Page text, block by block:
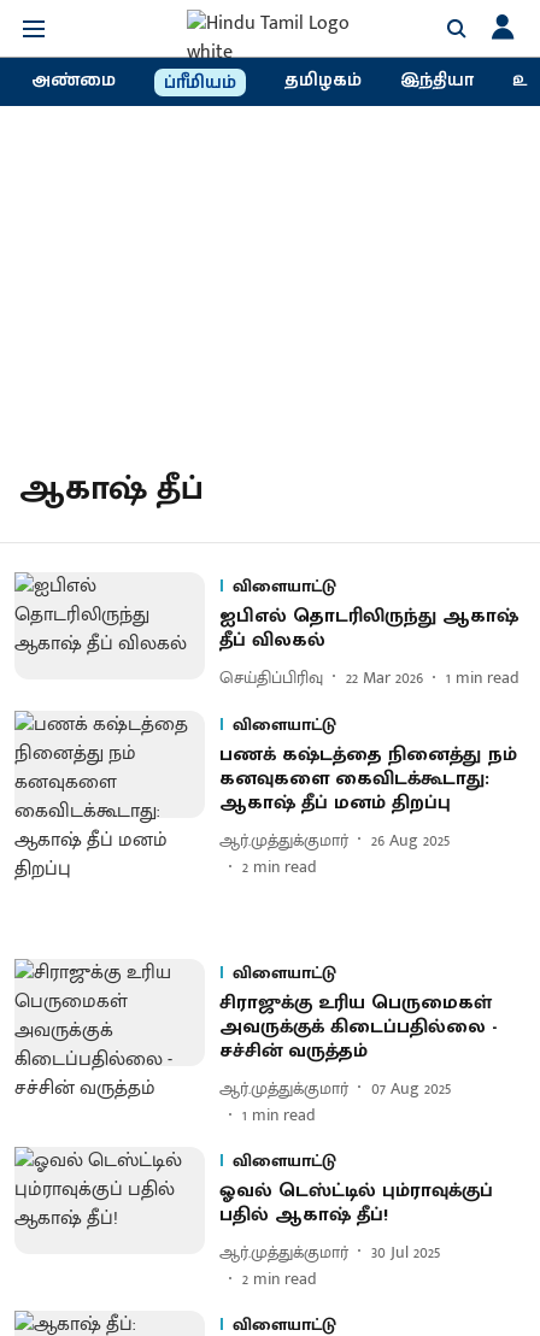
அண்மை ப்ரீமியம் தமிழகம் இந்தியா
ஆகாஷ் தீப்
விளையாட்டு
ஐபிஎல் தொடரிலிருந்து ஆகாஷ்
தீப் வில​கல்
செய்திப்பிரிவு 22 Mar 2026 1 min read
விளையாட்டு
பணக் கஷ்டத்தை நினைத்து நம்
கனவுகளை கைவிடக்கூடாது:
ஆகாஷ் தீப் மனம் திறப்பு
ஆர்.முத்துக்குமார்
26 Aug 2025
2 min read
விளையாட்டு
சிராஜுக்கு உரிய பெருமைகள்
அவருக்குக் கிடைப்பதில்லை -
சச்சின் வருத்தம்
ஆர்.முத்துக்குமார்
07 Aug 2025
1 min read
விளையாட்டு
ஓவல் டெஸ்ட்டில் பும்ராவுக்குப்
பதில் ஆகாஷ் தீப்!
ஆர்.முத்துக்குமார்
30 Jul 2025
2 min read
விளையாட்டு